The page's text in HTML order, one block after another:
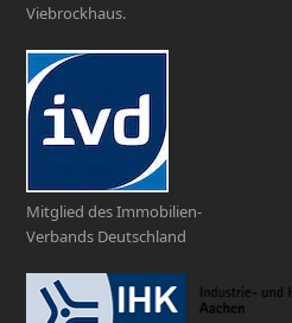
Viebrockhaus.
Mitglied des Immobilien-
Verbands Deutschland